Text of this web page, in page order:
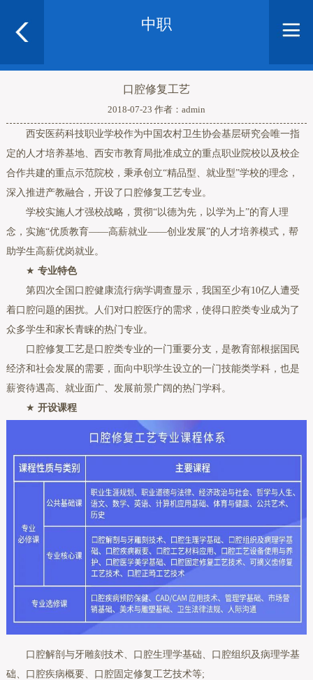
中职
口腔修复工艺
2018-07-23 作者：admin
西安医药科技职业学校作为中国农村卫生协会基层研究会唯一指
定的人才培养基地、西安市教育局批准成立的重点职业院校以及校企
合作共建的重点示范院校，秉承创立“精品型、就业型”学校的理念，
深入推进产教融合，开设了口腔修复工艺专业。
学校实施人才强校战略，贯彻“以德为先，以学为上”的育人理
念，实施“优质教育——高薪就业——创业发展”的人才培养模式，帮
助学生高薪优岗就业。
★ 专业特色
第四次全国口腔健康流行病学调查显示，我国至少有10亿人遭受
着口腔问题的困扰。人们对口腔医疗的需求，使得口腔类专业成为了
众多学生和家长青睐的热门专业。
口腔修复工艺是口腔类专业的一门重要分支，是教育部根据国民
经济和社会发展的需要，面向中职学生设立的一门技能类学科，也是
薪资待遇高、就业面广、发展前景广阔的热门学科。
★ 开设课程
口腔解剖与牙雕刻技术、口腔生理学基础、口腔组织及病理学基
础、口腔疾病概要、口腔固定修复工艺技术等;